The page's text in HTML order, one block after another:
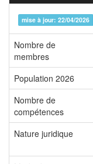
mise à jour: 22/04/2026
Nombre de
membres
Population 2026
Nombre de
compétences
Nature juridique